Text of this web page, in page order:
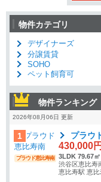
物件カテゴリ
デザイナーズ
分譲賃貸
SOHO
ペット飼育可
物件ランキング
2026年08月06日 更新
1
プラウド恵比寿南
プラウ
430,000円
3LDK 79.67㎡
渋谷区恵比寿
恵比寿駅 恵比